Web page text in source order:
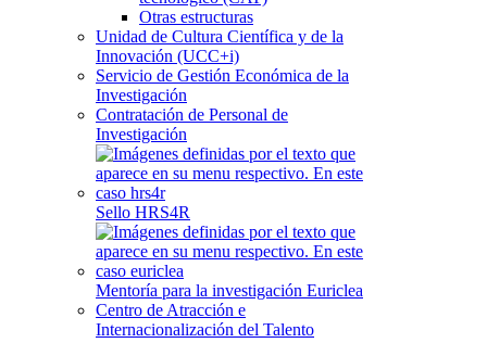
Otras estructuras
Unidad de Cultura Científica y de la
Innovación (UCC+i)
Servicio de Gestión Económica de la
Investigación
Contratación de Personal de
Investigación
Sello HRS4R
Mentoría para la investigación Euriclea
Centro de Atracción e
Internacionalización del Talento